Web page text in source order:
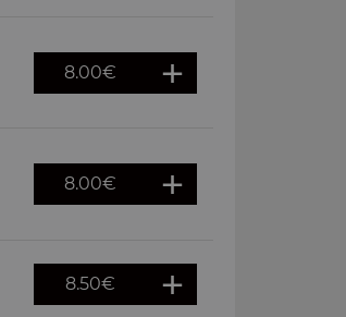
8.00€
8.00€
8.50€